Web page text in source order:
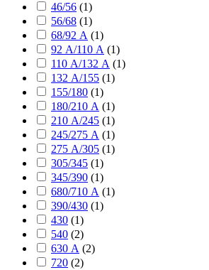
46/56 (1)
56/68 (1)
68/92 А (1)
92 А/110 А (1)
110 А/132 А (1)
132 А/155 (1)
155/180 (1)
180/210 А (1)
210 А/245 (1)
245/275 А (1)
275 А/305 (1)
305/345 (1)
345/390 (1)
680/710 А (1)
390/430 (1)
430 (1)
540 (2)
630 А (2)
720 (2)